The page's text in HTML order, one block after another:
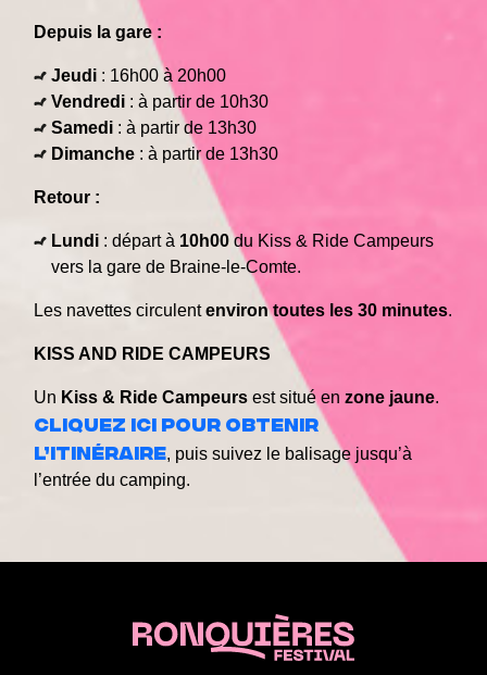
Depuis la gare :
Jeudi : 16h00 à 20h00
Vendredi : à partir de 10h30
Samedi : à partir de 13h30
Dimanche : à partir de 13h30
Retour :
Lundi : départ à 10h00du Kiss & Ride Campeurs
vers la gare de Braine-le-Comte.
Les navettes circulentenviron toutes les 30 minutes.
KISS AND RIDE CAMPEURS
Un Kiss & Ride Campeurs est situé enzone jaune.
Cliquez ici pour obtenir
l’itinéraire, puis suivez le balisage jusqu’à
l’entrée du camping.